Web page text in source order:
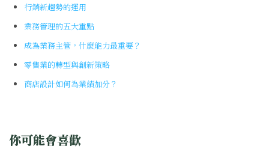
行銷新趨勢的運用
業務管理的五大重點
成為業務主管，什麼能力最重要？
零售業的轉型與創新策略
商店設計如何為業績加分？
你可能會喜歡